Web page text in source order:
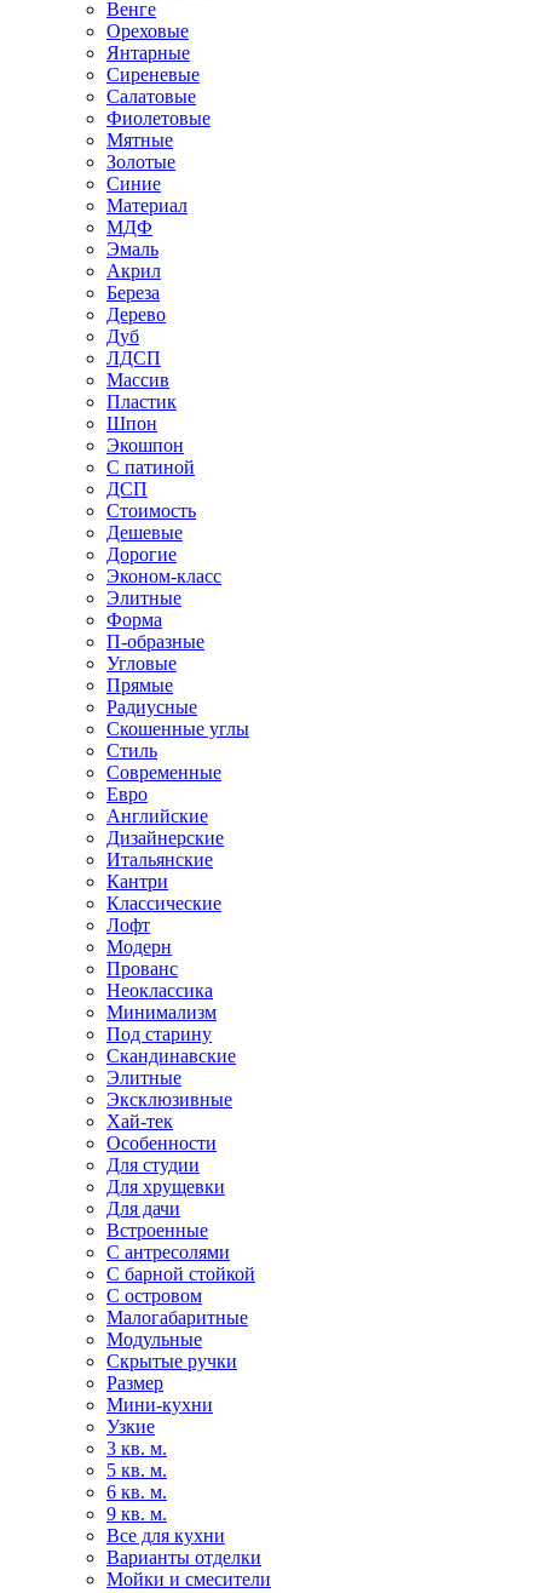
Венге
Ореховые
Янтарные
Сиреневые
Салатовые
Фиолетовые
Мятные
Золотые
Синие
Материал
МДФ
Эмаль
Акрил
Береза
Дерево
Дуб
ЛДСП
Массив
Пластик
Шпон
Экошпон
С патиной
ДСП
Стоимость
Дешевые
Дорогие
Эконом-класс
Элитные
Форма
П-образные
Угловые
Прямые
Радиусные
Скошенные углы
Стиль
Современные
Евро
Английские
Дизайнерские
Итальянские
Кантри
Классические
Лофт
Модерн
Прованс
Неоклассика
Минимализм
Под старину
Скандинавские
Элитные
Эксклюзивные
Хай-тек
Особенности
Для студии
Для хрущевки
Для дачи
Встроенные
С антресолями
С барной стойкой
С островом
Малогабаритные
Модульные
Скрытые ручки
Размер
Мини-кухни
Узкие
3 кв. м.
5 кв. м.
6 кв. м.
9 кв. м.
Все для кухни
Варианты отделки
Мойки и смесители